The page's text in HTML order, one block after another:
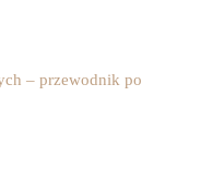
– przewodnik po